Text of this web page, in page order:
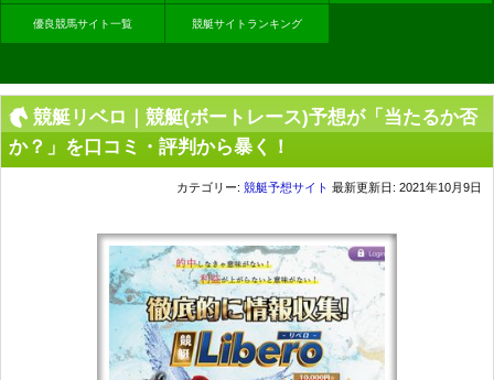
優良競馬サイト一覧 競艇サイトランキング
競艇リベロ｜競艇(ボートレース)予想が「当たるか否
か？」を口コミ・評判から暴く！
カテゴリー: 競艇予想サイト 最新更新日: 2021年10月9日